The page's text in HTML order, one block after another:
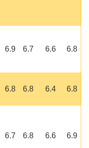
6.9 6.7 6.6 6.8
6.8 6.8 6.4 6.8
6.7 6.8 6.6 6.9